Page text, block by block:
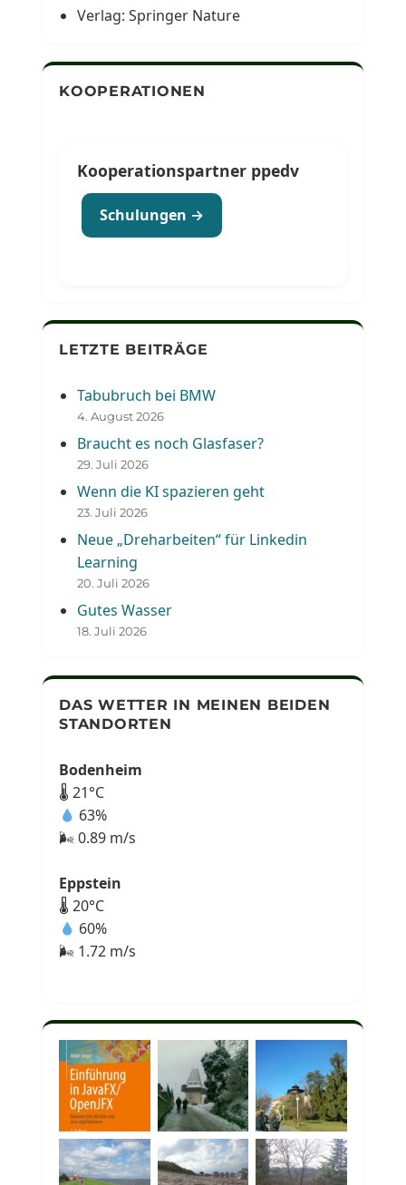
Verlag: Springer Nature
KOOPERATIONEN
Kooperationspartner ppedv
Schulungen →
LETZTE BEITRÄGE
Tabubruch bei BMW
4. August 2026
Braucht es noch Glasfaser?
29. Juli 2026
Wenn die KI spazieren geht
23. Juli 2026
Neue „Dreharbeiten“ für Linkedin
Learning
20. Juli 2026
Gutes Wasser
18. Juli 2026
DAS WETTER IN MEINEN BEIDEN
STANDORTEN
Bodenheim
🌡 21°C
63%
🌬 0.89 m/s
Eppstein
🌡 20°C
60%
🌬 1.72 m/s